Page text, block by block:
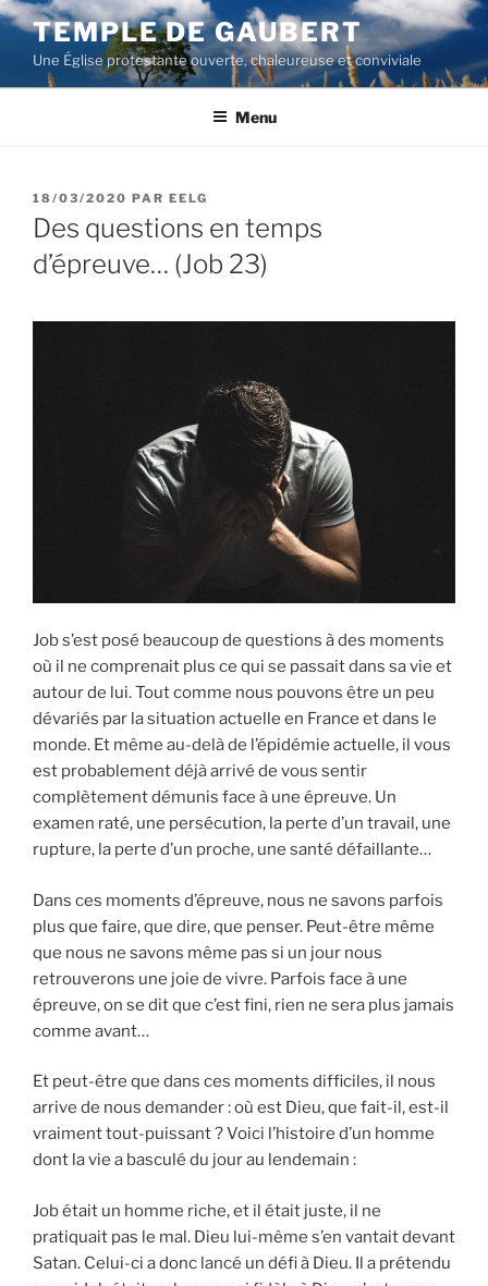
Aller
contenu
principal
TEMPLE DE GAUBERT
Une Église protestante ouverte, chaleureuse et conviviale
Menu
PUBLIÉ
LE
18/03/2020 PAR EELG
Des questions en temps
d’épreuve… (Job 23)
Job s’est posé beaucoup de questions à des moments
où il ne comprenait plus ce qui se passait dans sa vie et
autour de lui. Tout comme nous pouvons être un peu
dévariés par la situation actuelle en France et dans le
monde. Et même au-delà de l’épidémie actuelle, il vous
est probablement déjà arrivé de vous sentir
complètement démunis face à une épreuve. Un
examen raté, une persécution, la perte d’un travail, une
rupture, la perte d’un proche, une santé défaillante…
Dans ces moments d’épreuve, nous ne savons parfois
plus que faire, que dire, que penser. Peut-être même
que nous ne savons même pas si un jour nous
retrouverons une joie de vivre. Parfois face à une
épreuve, on se dit que c’est fini, rien ne sera plus jamais
comme avant…
Et peut-être que dans ces moments difficiles, il nous
arrive de nous demander : où est Dieu, que fait-il, est-il
vraiment tout-puissant ? Voici l’histoire d’un homme
dont la vie a basculé du jour au lendemain :
Job était un homme riche, et il était juste, il ne
pratiquait pas le mal. Dieu lui-même s’en vantait devant
Satan. Celui-ci a donc lancé un défi à Dieu. Il a prétendu